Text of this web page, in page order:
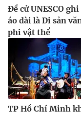
Đề cử UNESCO
áo dài là Di sản
phi vật thể
TP Hồ Chí Minh